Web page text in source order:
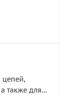
цепей,
также для